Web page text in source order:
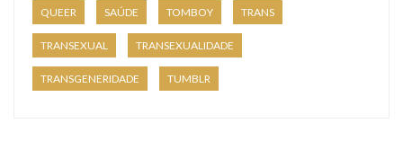
QUEER SAÚDE TOMBOY TRANS
TRANSEXUAL TRANSEXUALIDADE
TRANSGENERIDADE TUMBLR